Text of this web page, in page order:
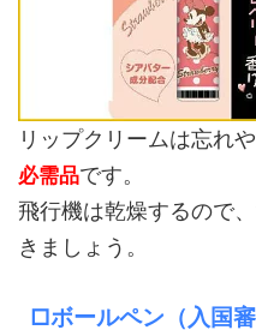
リップクリームは忘れ
必需品です。
飛行機は乾燥するので
きましょう。
□ボールペン（入国